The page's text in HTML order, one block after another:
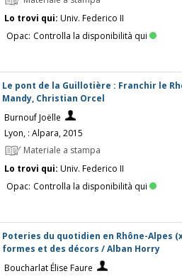
Lo trovi qui: Univ. Federico II
Opac: Controlla la disponibilità qui
Le pont de la Guillotière : Franchir le
Mandy, Christian Orcel
Burnouf Joëlle
Lyon, : Alpara, 2015
Materiale a stampa
Lo trovi qui: Univ. Federico II
Opac: Controlla la disponibilità qui
Poteries du quotidien en Rhône-Alpes
formes et des décors / Alban Horry
Boucharlat Élise Faure